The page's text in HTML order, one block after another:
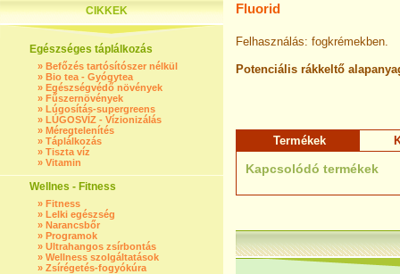
CIKKEK
Egészséges táplálkozás
» Befőzés tartósítószer nélkül
» Bio tea - Gyógytea
» Egészségvédő növények
» Fűszernövények
» Lúgosítás-supergreens
» LÚGOSVÍZ - Vízionizálás
» Méregtelenítés
» Táplálkozás
» Tiszta víz
» Vitamin
Wellnes - Fitness
» Fitness
» Lelki egészség
» Narancsbőr
» Programok
» Ultrahangos zsírbontás
» Wellness szolgáltatások
» Zsírégetés-fogyókúra
Fluorid
Felhasználás: fogkrémekben.
Potenciális rákkeltő
Termékek
Kapcsolódó termékek